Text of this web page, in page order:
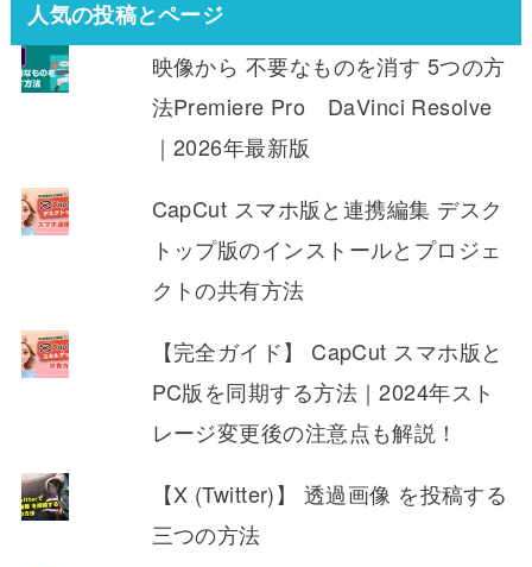
人気の投稿とページ
映像から 不要なものを消す 5つの方
法Premiere Pro DaVinci Resolve
｜2026年最新版
CapCut スマホ版と連携編集 デスク
トップ版のインストールとプロジェ
クトの共有方法
【完全ガイド】 CapCut スマホ版と
PC版を同期する方法｜2024年スト
レージ変更後の注意点も解説！
【X (Twitter)】 透過画像 を投稿する
三つの方法